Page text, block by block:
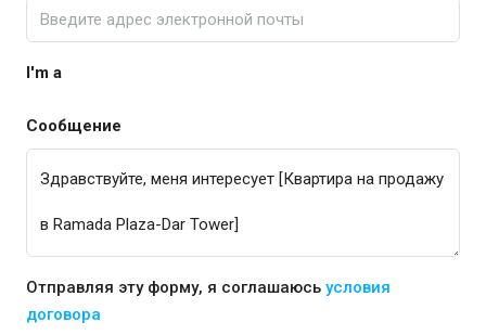
I'm a
Сообщение
Отправляя эту форму, я соглашаюсь условия
договора